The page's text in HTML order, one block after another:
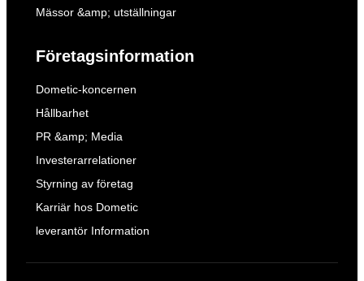
Mässor &amp; utställningar
Företagsinformation
Dometic-koncernen
Hållbarhet
PR &amp; Media
Investerarrelationer
Styrning av företag
Karriär hos Dometic
leverantör Information